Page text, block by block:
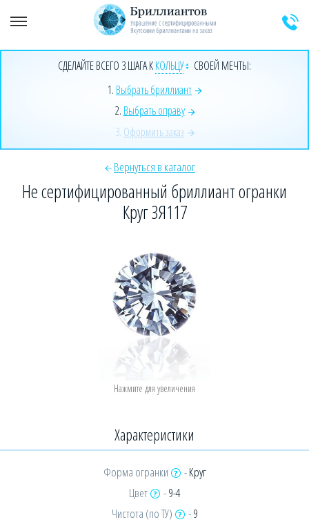
+7 (925) 589-64-91 Заказать звонок эксперта
СДЕЛАЙТЕ ВСЕГО 3 ШАГА ККОЛЬЦУ
СВОЕЙ МЕЧТЫ:
1. Выбрать бриллиант
2. Выбрать оправу
3. Оформить заказ
Вернуться в каталог
Не сертифицированный бриллиант огранки
Круг ЗЯ117
Характеристики
Форма огранки -Круг
Цвет
-9-4
Чистота (по ТУ)
-9